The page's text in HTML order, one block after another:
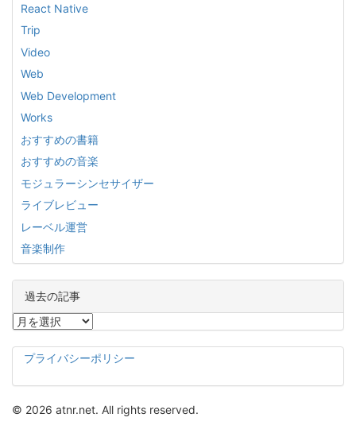
React Native
Trip
Video
Web
Web Development
Works
おすすめの書籍
おすすめの音楽
モジュラーシンセサイザー
ライブレビュー
レーベル運営
音楽制作
過去の記事
過
の
事
プライバシーポリシー
© 2026 atnr.net. All rights reserved.